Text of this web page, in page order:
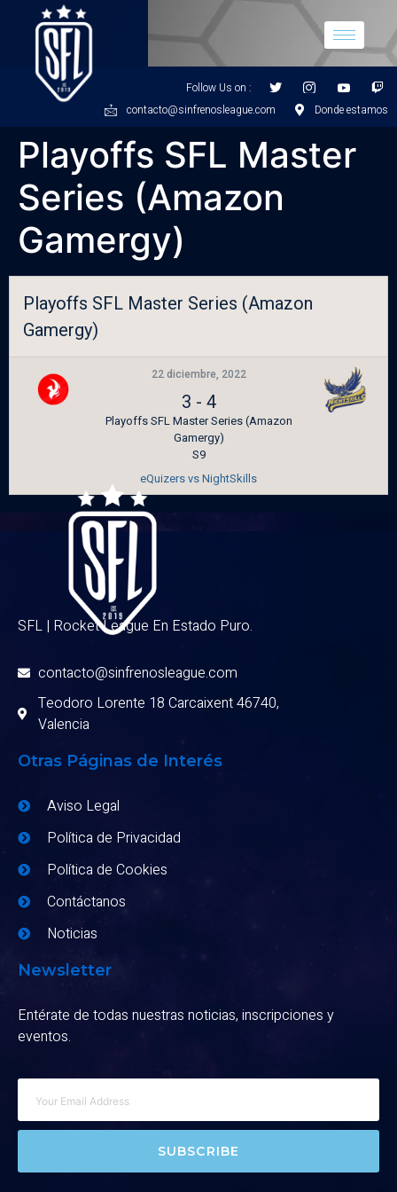
Follow Us on :
contacto@sinfrenosleague.com
Donde estamos
Playoffs SFL Master
Series (Amazon
Gamergy)
Playoffs SFL Master Series (Amazon
Gamergy)
22 diciembre, 2022
3 - 4
Playoffs SFL Master Series (Amazon
Gamergy)
S9
eQuizers vs NightSkills
SFL | Rocket League En Estado Puro.
contacto@sinfrenosleague.com
Teodoro Lorente 18 Carcaixent 46740,
Valencia
Otras Páginas de Interés
Aviso Legal
Política de Privacidad
Política de Cookies
Contáctanos
Noticias
Newsletter
Entérate de todas nuestras noticias, inscripciones y
eventos.
SUBSCRIBE